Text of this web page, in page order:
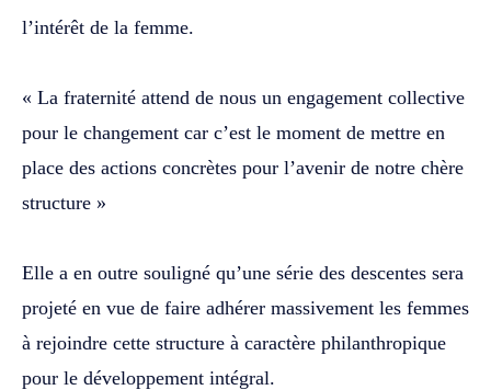
l’intérêt de la femme.
‎« La fraternité attend de nous un engagement collective
pour le changement car c’est le moment de mettre en
place des actions concrètes pour l’avenir de notre chère
structure »
‎Elle a en outre souligné qu’une série des descentes sera
projeté en vue de faire adhérer massivement les femmes
à rejoindre cette structure à caractère philanthropique
pour le développement intégral.